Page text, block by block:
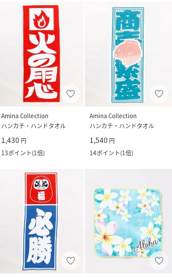
Amina Collection
ハンカチ・ハンドタオル
1,430 円
13ポイント(1倍)
Amina Collection
ハンカチ・ハンドタオル
1,540 円
14ポイント(1倍)